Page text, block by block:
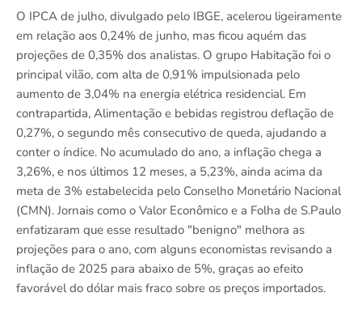
O IPCA de julho, divulgado pelo IBGE, acelerou ligeiramente
em relação aos 0,24% de junho, mas ficou aquém das
projeções de 0,35% dos analistas. O grupo Habitação foi o
principal vilão, com alta de 0,91% impulsionada pelo
aumento de 3,04% na energia elétrica residencial. Em
contrapartida, Alimentação e bebidas registrou deflação de
0,27%, o segundo mês consecutivo de queda, ajudando a
conter o índice. No acumulado do ano, a inflação chega a
3,26%, e nos últimos 12 meses, a 5,23%, ainda acima da
meta de 3% estabelecida pelo Conselho Monetário Nacional
(CMN). Jornais como o Valor Econômico e a Folha de S.Paulo
enfatizaram que esse resultado "benigno" melhora as
projeções para o ano, com alguns economistas revisando a
inflação de 2025 para abaixo de 5%, graças ao efeito
favorável do dólar mais fraco sobre os preços importados.